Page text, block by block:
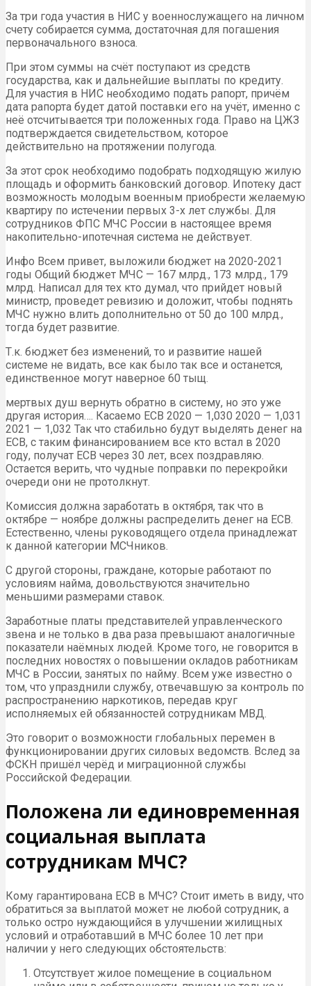
За три года участия в НИС у военнослужащего на личном
счету собирается сумма, достаточная для погашения
первоначального взноса.
При этом суммы на счёт поступают из средств
государства, как и дальнейшие выплаты по кредиту.
Для участия в НИС необходимо подать рапорт, причём
дата рапорта будет датой поставки его на учёт, именно с
неё отсчитывается три положенных года. Право на ЦЖЗ
подтверждается свидетельством, которое
действительно на протяжении полугода.
За этот срок необходимо подобрать подходящую жилую
площадь и оформить банковский договор. Ипотеку даст
возможность молодым военным приобрести желаемую
квартиру по истечении первых 3-х лет службы. Для
сотрудников ФПС МЧС России в настоящее время
накопительно-ипотечная система не действует.
Инфо Всем привет, выложили бюджет на 2020-2021
годы Общий бюджет МЧС — 167 млрд., 173 млрд., 179
млрд. Написал для тех кто думал, что прийдет новый
министр, проведет ревизию и доложит, чтобы поднять
МЧС нужно влить дополнительно от 50 до 100 млрд.,
тогда будет развитие.
Т.к. бюджет без изменений, то и развитие нашей
системе не видать, все как было так все и останется,
единственное могут наверное 60 тыщ.
мертвых душ вернуть обратно в систему, но это уже
другая история…. Касаемо ЕСВ 2020 — 1,030 2020 — 1,031
2021 — 1,032 Так что стабильно будут выделять денег на
ЕСВ, с таким финансированием все кто встал в 2020
году, получат ЕСВ через 30 лет, всех поздравляю.
Остается верить, что чудные поправки по перекройки
очереди они не протолкнут.
Комиссия должна заработать в октября, так что в
октябре — ноябре должны распределить денег на ЕСВ.
Естественно, члены руководящего отдела принадлежат
к данной категории МСЧников.
С другой стороны, граждане, которые работают по
условиям найма, довольствуются значительно
меньшими размерами ставок.
Заработные платы представителей управленческого
звена и не только в два раза превышают аналогичные
показатели наёмных людей. Кроме того, не говорится в
последних новостях о повышении окладов работникам
МЧС в России, занятых по найму. Всем уже известно о
том, что упразднили службу, отвечавшую за контроль по
распространению наркотиков, передав круг
исполняемых ей обязанностей сотрудникам МВД.
Это говорит о возможности глобальных перемен в
функционировании других силовых ведомств. Вслед за
ФСКН пришёл черёд и миграционной службы
Российской Федерации.
Положена ли единовременная
социальная выплата
сотрудникам МЧС?
Кому гарантирована ЕСВ в МЧС? Стоит иметь в виду, что
обратиться за выплатой может не любой сотрудник, а
только остро нуждающийся в улучшении жилищных
условий и отработавший в МЧС более 10 лет при
наличии у него следующих обстоятельств:
Отсутствует жилое помещение в социальном